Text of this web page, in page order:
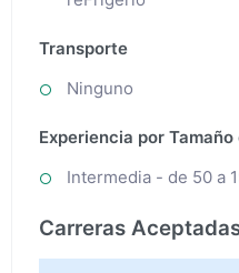
Transporte
Ninguno
Experiencia por Tamaño
Intermedia - de 50 a
Carreras